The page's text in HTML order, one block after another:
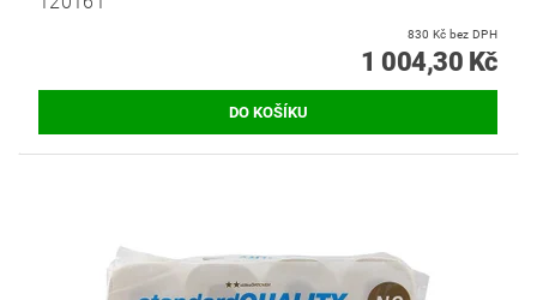
830 Kč bez DPH
1 004,30 Kč